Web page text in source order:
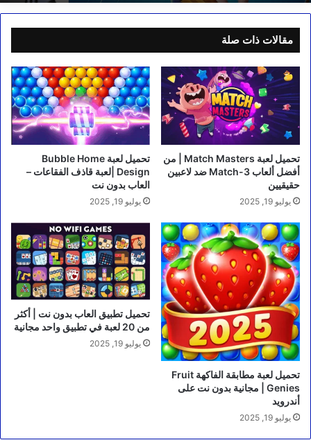
مقالات ذات صلة
تحميل لعبة Match Masters | من
أفضل ألعاب Match-3 ضد لاعبين
حقيقيين
يوليو 19, 2025
تحميل لعبة Bubble Home
Design |لعبة قاذف الفقاعات –
العاب بدون نت
يوليو 19, 2025
تحميل لعبة مطابقة الفاكهة Fruit
Genies | مجانية بدون نت على
أندرويد
يوليو 19, 2025
تحميل تطبيق العاب بدون نت | أكثر
من 20 لعبة في تطبيق واحد مجانية
يوليو 19, 2025